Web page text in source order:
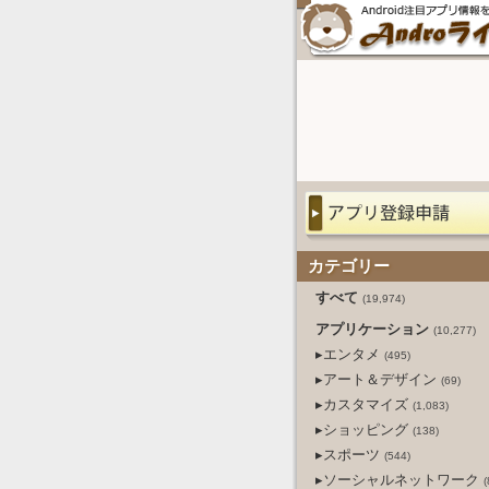
カテゴリー
すべて (19,974)
アプリケーション (10,277)
▸エンタメ (495)
▸アート＆デザイン (69)
▸カスタマイズ (1,083)
▸ショッピング (138)
▸スポーツ (544)
▸ソーシャルネットワーク